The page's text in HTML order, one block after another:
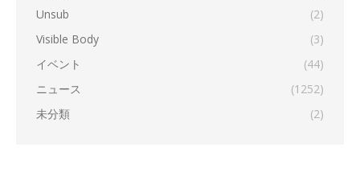
Unsub
(2)
Visible Body
(3)
イベント
(44)
ニュース
(1252)
未分類
(2)